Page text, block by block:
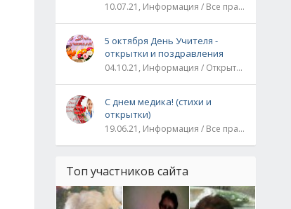
10.07.21, Информация / Все праздники
5 октября День Учителя -
открытки и поздравления
04.10.21, Информация / Открытки / Все праздники
С днем медика! (стихи и
открытки)
19.06.21, Информация / Все праздники
Топ участников сайта